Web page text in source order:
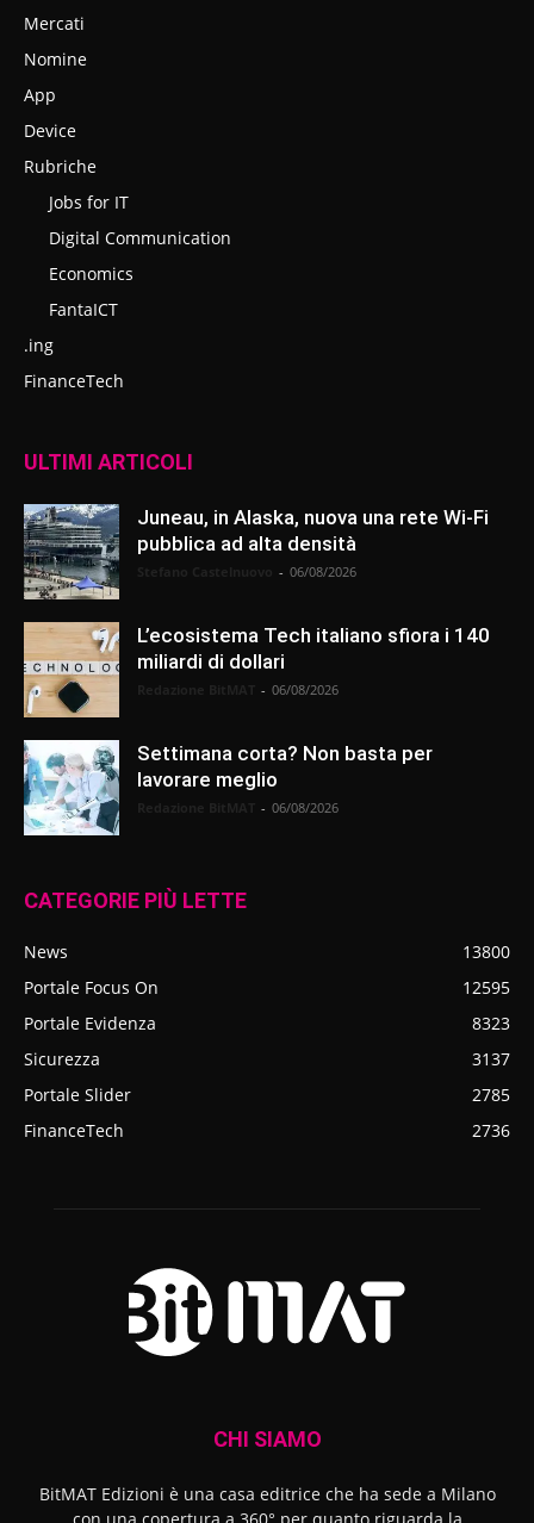
Mercati
Nomine
App
Device
Rubriche
Jobs for IT
Digital Communication
Economics
FantaICT
.ing
FinanceTech
ULTIMI ARTICOLI
Juneau, in Alaska, nuova una rete Wi-Fi
pubblica ad alta densità
- 06/08/2026
L’ecosistema Tech italiano sfiora i 140
miliardi di dollari
- 06/08/2026
Settimana corta? Non basta per
lavorare meglio
- 06/08/2026
CATEGORIE PIÙ LETTE
News
13800
Portale Focus On
12595
Portale Evidenza
8323
Sicurezza
3137
Portale Slider
2785
FinanceTech
2736
CHI SIAMO
BitMAT Edizioni è una casa editrice che ha sede a Milano